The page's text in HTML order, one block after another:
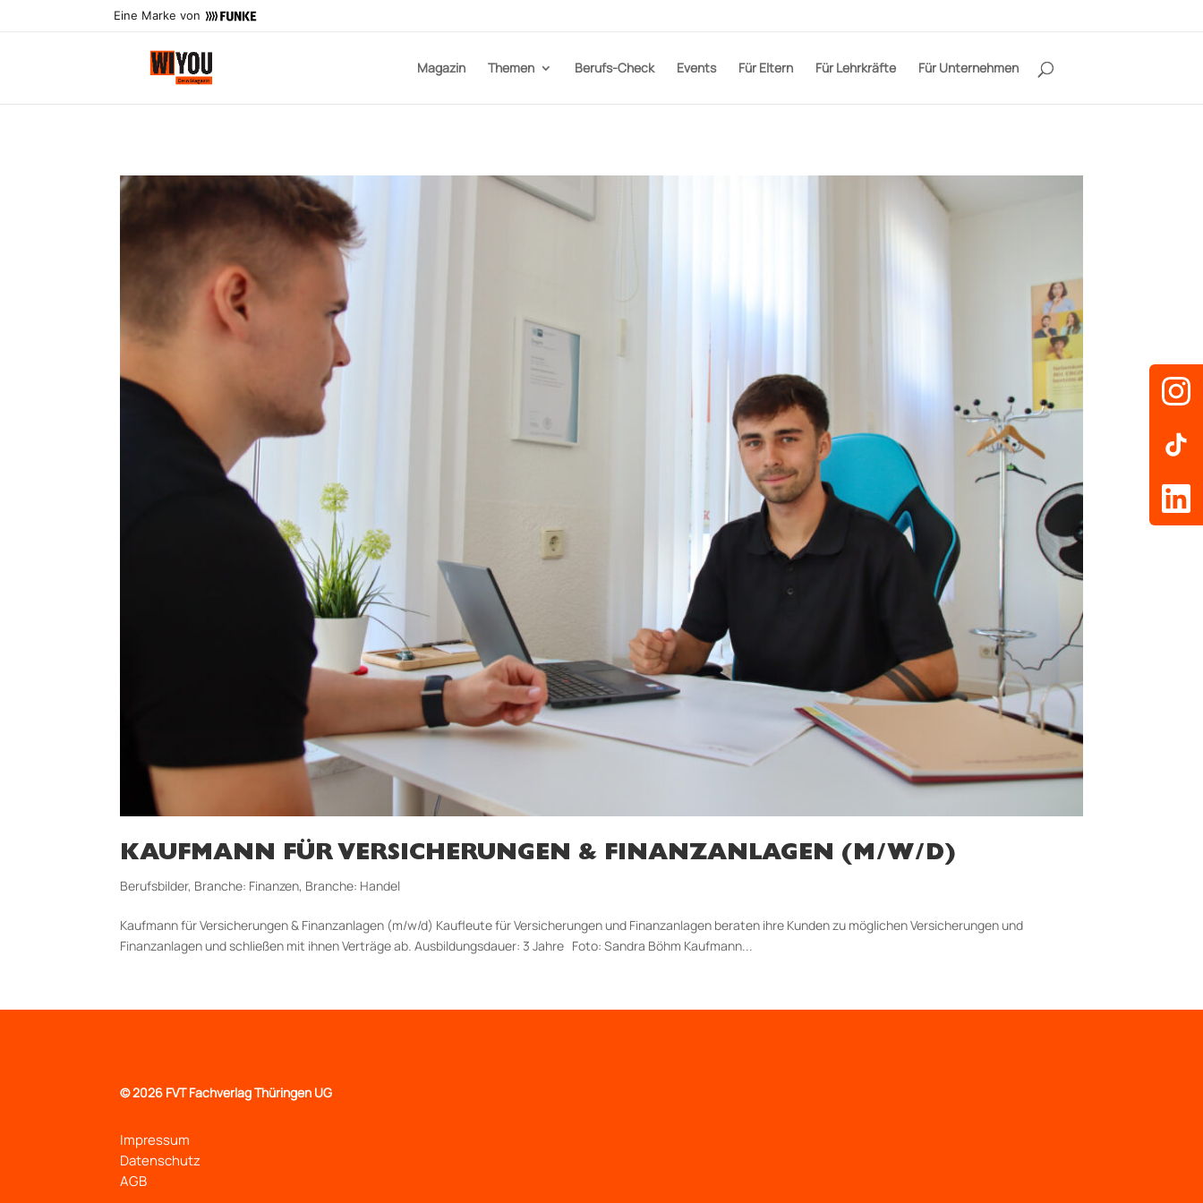
Eine Marke von
Magazin Themen Berufs-Check Events Für Eltern Für Lehrkräfte Für Unternehmen
KAUFMANN FÜR VERSICHERUNGEN & FINANZANLAGEN (M/W/D)
Berufsbilder, Branche: Finanzen, Branche: Handel
Kaufmann für Versicherungen & Finanzanlagen (m/w/d) Kaufleute für Versicherungen und Finanzanlagen beraten ihre Kunden zu möglichen Versicherungen und
Finanzanlagen und schließen mit ihnen Verträge ab. Aus­bildungs­dauer: 3 Jahre Foto: Sandra Böhm Kaufmann...
©2026 FVT Fachverlag Thüringen UG
Impressum
Datenschutz
AGB